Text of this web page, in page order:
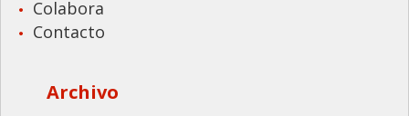
Colabora
Contacto
Archivo